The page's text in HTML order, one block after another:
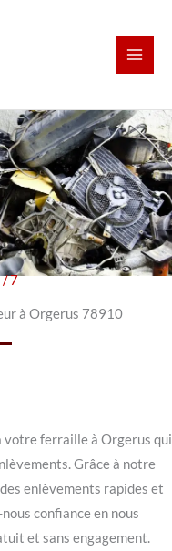
7
à Orgerus 78910
votre ferraille à Orgerus qui
Grâce à notre
enlèvements rapides et
confiance en nous
et sans engagement.